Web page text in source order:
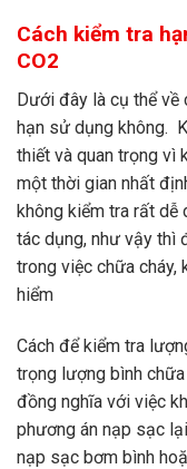
Cách kiểm tra
CO2
Dưới đây là cụ thể về
hạn sử dụng không.
thiết và quan trọng vì
một thời gian nhất
không kiểm tra rất dễ
tác dụng, như vậy thì
trong việc chữa
hiểm
Cách để kiểm tra
trọng lượng bình
đồng nghĩa với việc
phương án nạp sạc
nạp sạc bơm bình